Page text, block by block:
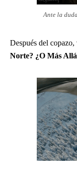
Ante la
Después del copazo,
Norte? ¿O Más